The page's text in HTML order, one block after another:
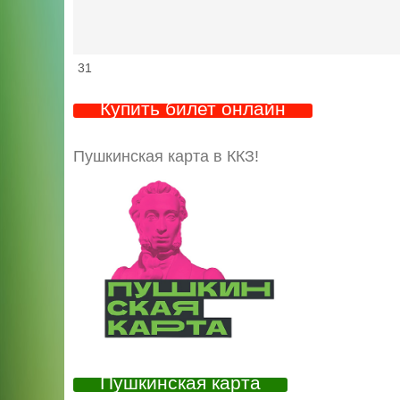
31
Купить билет онлайн
Пушкинская карта в ККЗ!
Пушкинская карта